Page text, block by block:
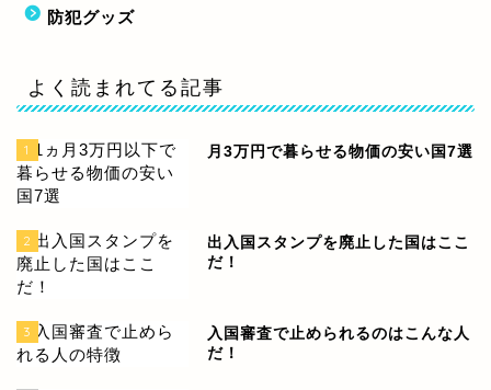
防犯グッズ
よく読まれてる記事
1 月3万円で暮らせる物価の安い国7選
2
出入国スタンプを廃止した国はここ
だ！
3
入国審査で止められるのはこんな人
だ！